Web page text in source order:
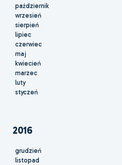
październik
wrzesień
sierpień
lipiec
czerwiec
maj
kwiecień
marzec
luty
styczeń
2016
grudzień
listopad